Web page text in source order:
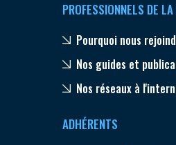
PROFESSIONNELS DE
Pourquoi nous
Nos guides et
Nos réseaux à
ADHÉRENTS